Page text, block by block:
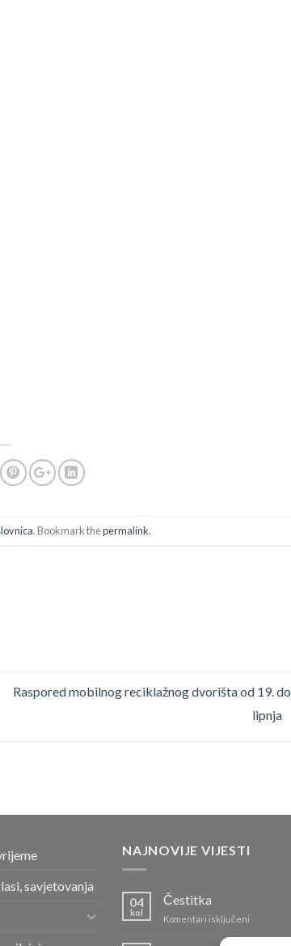
. Bookmark thepermalink.
Raspored mobilnog reciklažnog dvorišta od 19.
lipnja
savjetovanja
NAJNOVIJE VIJESTI
04
kol
Čestitka
Komentari isključeni